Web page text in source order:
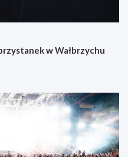
w Wałbrzychu